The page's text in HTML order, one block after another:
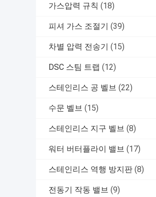
가스압력 규칙 (18)
피셔 가스 조절기 (39)
차별 압력 전송기 (15)
DSC 스팀 트랩 (12)
스테인리스 공 벨브 (22)
수문 벨브 (15)
스테인리스 지구 벨브 (8)
워터 버터플라이 밸브 (17)
스테인리스 역행 방지판 (8)
전동기 작동 밸브 (9)